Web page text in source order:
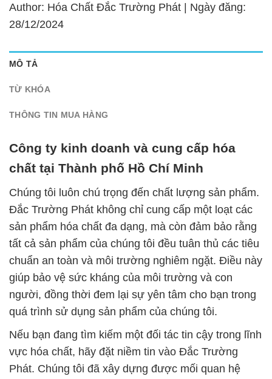
Author: Hóa Chất Đắc Trường Phát | Ngày đăng:
28/12/2024
MÔ TẢ
TỪ KHÓA
THÔNG TIN MUA HÀNG
Công ty kinh doanh và cung cấp hóa
chất tại Thành phố Hồ Chí Minh
Chúng tôi luôn chú trọng đến chất lượng sản phẩm.
Đắc Trường Phát không chỉ cung cấp một loạt các
sản phẩm hóa chất đa dạng, mà còn đảm bảo rằng
tất cả sản phẩm của chúng tôi đều tuân thủ các tiêu
chuẩn an toàn và môi trường nghiêm ngặt. Điều này
giúp bảo vệ sức kháng của môi trường và con
người, đồng thời đem lại sự yên tâm cho bạn trong
quá trình sử dụng sản phẩm của chúng tôi.
Nếu bạn đang tìm kiếm một đối tác tin cậy trong lĩnh
vực hóa chất, hãy đặt niềm tin vào Đắc Trường
Phát. Chúng tôi đã xây dựng được mối quan hệ